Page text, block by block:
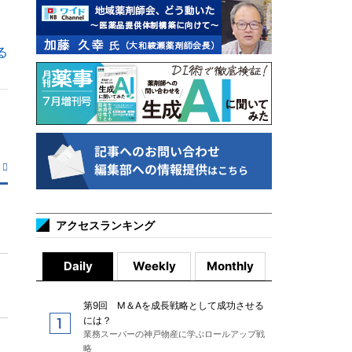
アクセスランキング
Daily Weekly Monthly
第9回 M＆Aを成長戦略として成功させる
には？
業務スーパーの神戸物産に学ぶロールアップ戦
略